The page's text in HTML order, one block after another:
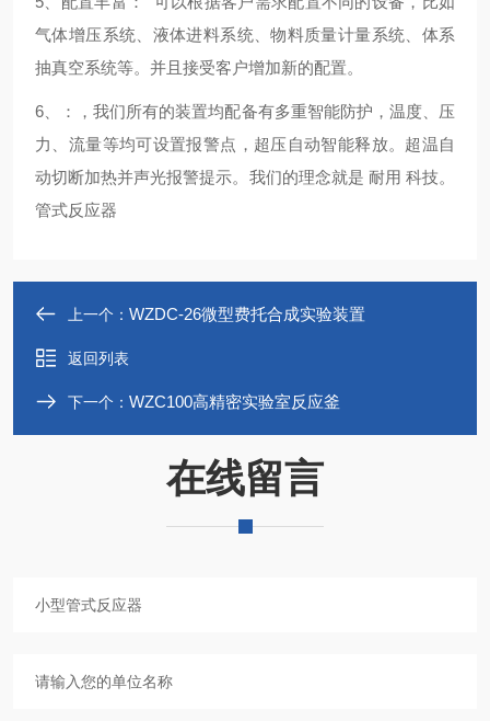
气体增压系统、液体进料系统、物料质量计量系统、体系
抽真空系统等。并且接受客户增加新的配置。
6、：，我们所有的装置均配备有多重智能防护，温度、压
力、流量等均可设置报警点，超压自动智能释放。超温自
动切断加热并声光报警提示。我们的理念就是 耐用 科技。
管式反应器
上一个： WZDC-26微型费托合成实验装置
返回列表
下一个： WZC100高精密实验室反应釜
在线留言